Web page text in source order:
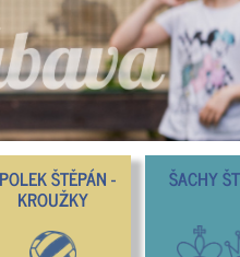
ŠTĚPÁN -
KROUŽKY
ŠACHY